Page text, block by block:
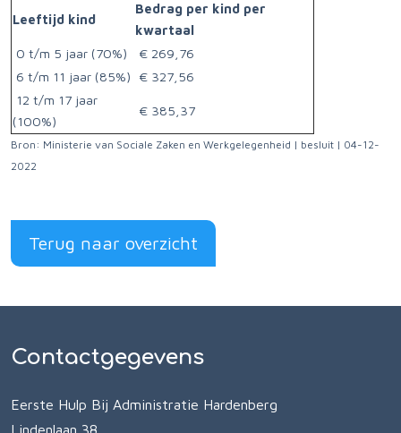
Leeftijd kind
Bedrag per kind per
kwartaal
0 t/m 5 jaar (70%)
€ 269,76
6 t/m 11 jaar (85%)
€ 327,56
12 t/m 17 jaar
(100%)
€ 385,37
Bron: Ministerie van Sociale Zaken en Werkgelegenheid | besluit | 04-12-
2022
Terug naar overzicht
Contactgegevens
Eerste Hulp Bij Administratie Hardenberg
Lindenlaan 38